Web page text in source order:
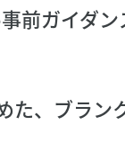
前ガイダ
た、ブラン